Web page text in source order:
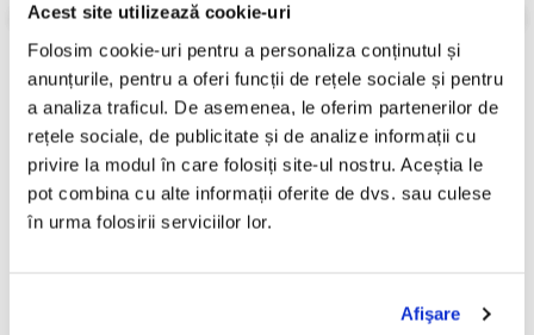
Acest site utilizează cookie-uri
Folosim cookie-uri pentru a personaliza conținutul și
anunțurile, pentru a oferi funcții de rețele sociale și pentru
a analiza traficul. De asemenea, le oferim partenerilor de
rețele sociale, de publicitate și de analize informații cu
privire la modul în care folosiți site-ul nostru. Aceștia le
pot combina cu alte informații oferite de dvs. sau culese
în urma folosirii serviciilor lor.
Afişare
14. Hallowed Be Thy Name
15. Iron Maiden
An Lansare:2008
Stil:Rock ; Heavy Metal
Stare Disc:Very Good (VG)
Stare Coperta:Very Good (VG)
Informatii conformitate produs
Review-uri(0)